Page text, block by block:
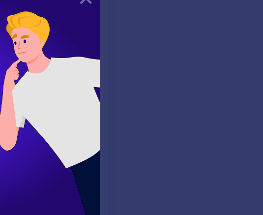
yazarların eserlerinde
ön plana çıkarırken;
anlatım biçimlerini
eserlerinde bu temaları
Virginia Woolf'un
çeker.
tiyatro ve diğer sanat
yıl boyunca sahnelerde
günümüzde birçok